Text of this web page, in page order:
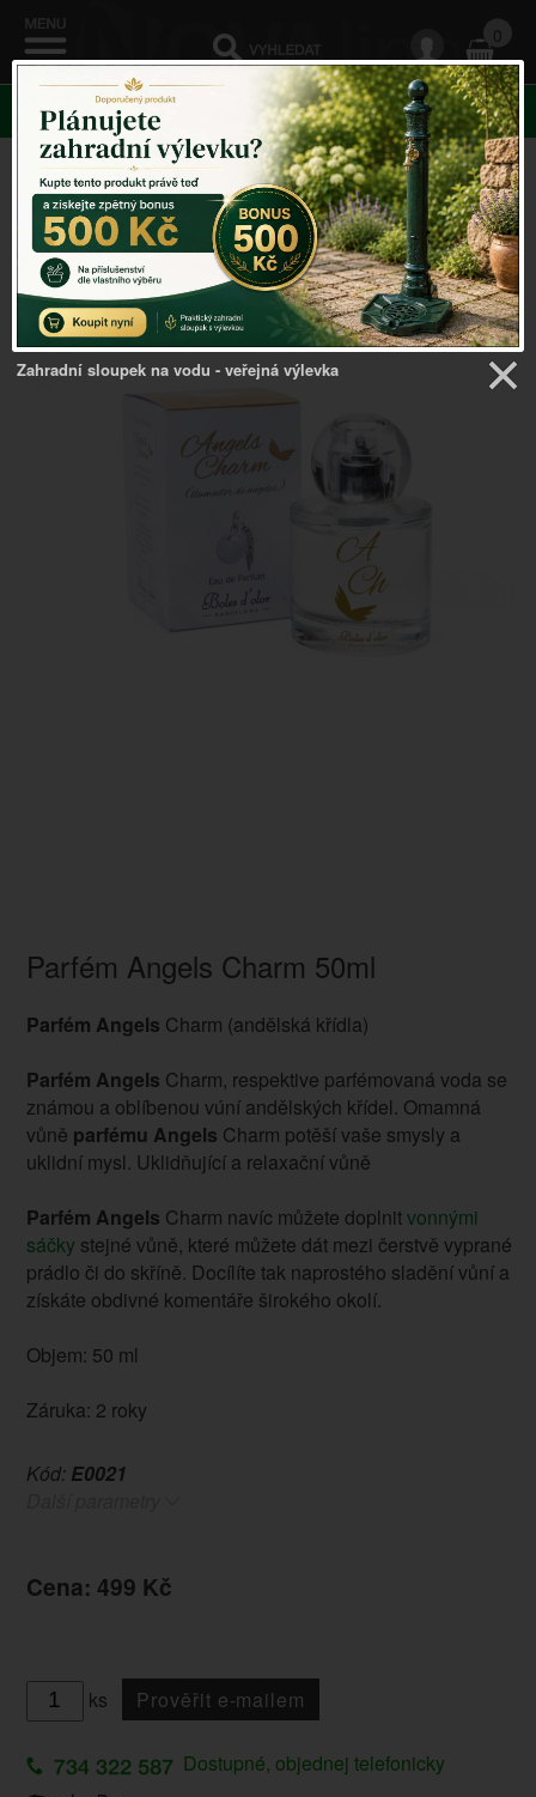
0
KATEGORIE
Venkovský domov ->Vůně podle nálady->
Parfém
Angels Charm 50ml
Parfém Angels Charm 50ml
Parfém Angels Charm (andělská křídla)
Parfém Angels Charm, respektive parfémovaná voda se
známou a oblíbenou vúní andělských křídel. Omamná
vůně parfému Angels Charm potěší vaše smysly a
uklidní mysl. Uklidňující a relaxační vůně
Parfém Angels Charm navíc můžete doplnitvonnými
sáčkystejné vůně, které můžete dát mezi čerstvě vyprané
prádlo či do skříně. Docílíte tak naprostého sladění vůní a
získáte obdivné komentáře širokého okolí.
Objem: 50 ml
Záruka: 2 roky
Kód: E0021
Cena: 499 Kč
ks Prověřit e-mailem
Dostupné, objednej telefonicky
Zahradní sloupek na vodu - veřejná výlevka